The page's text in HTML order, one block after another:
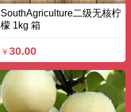
SouthAgriculture二级无核柠
檬 1kg 箱
￥30.00